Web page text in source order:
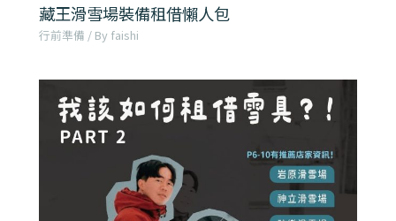
藏王滑雪場裝備租借懶人包
行前準備 / By faishi